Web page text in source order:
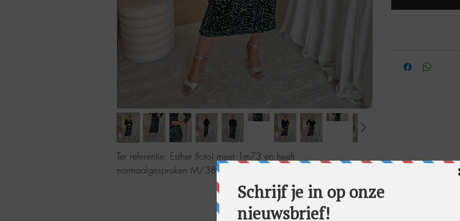
Ter referentie: Esther (foto) meet 1m73 en heeft
normaalgesproken M/38. Ze draagt op foto maat M.